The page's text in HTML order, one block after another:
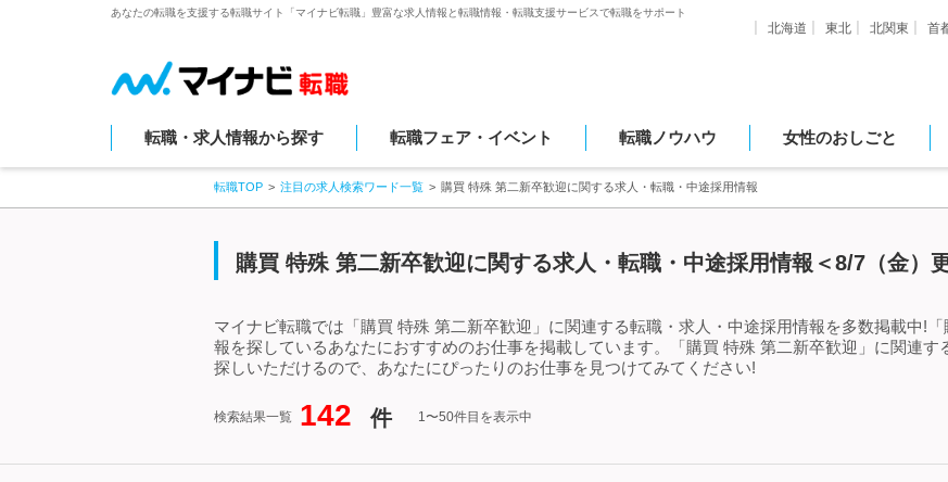
あなたの転職を支援する転職サイト「マイナビ転職」豊富な求人情報と転職情報・転職支援サービスで転職をサポート
北海道 東北 北関東 首
転職・求人情報から探す 転職フェア・イベント 転職ノウハウ 女性のおしごと
転職TOP 注目の求人検索ワード一覧 購買 特殊 第二新卒歓迎に関する求人・転職・中途採用情報
購買 特殊 第二新卒歓迎に関する求人・転職・中途採用情報＜8/7（金）
マイナビ転職では「購買 特殊 第二新卒歓迎」に関連する転職・求人・中途採用情報を多数掲載中!
報を探しているあなたにおすすめのお仕事を掲載しています。「購買 特殊 第二新卒歓迎」に関連
探しいただけるので、あなたにぴったりのお仕事を見つけてみてください!
検索結果一覧 142 件 1〜50件目を表示中